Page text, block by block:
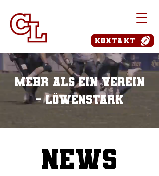
Kontakt
mehr als ein Verein
- löwenstark
NEWS
NEWS